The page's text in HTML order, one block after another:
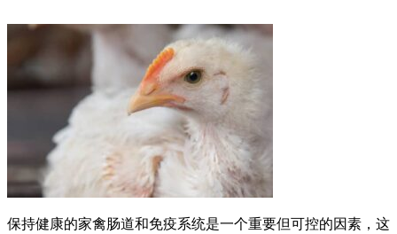
保持健康的家禽肠道和免疫系统是一个重要但可控的因素，这